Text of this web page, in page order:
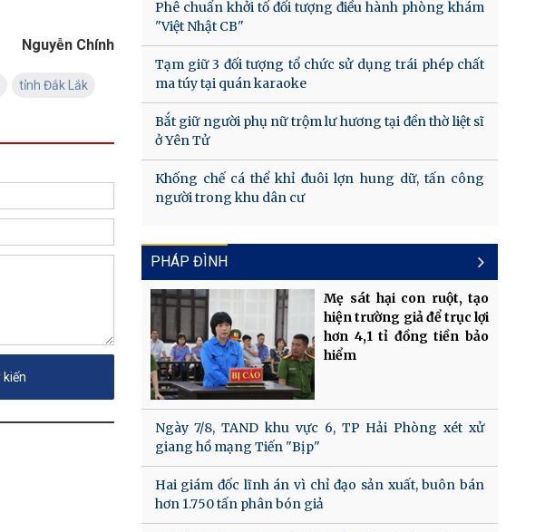
Nguyễn Chính
tỉnh Đắk Lắk
Phê chuẩn khởi tố đối tượng điều hành phòng khám
"Việt Nhật CB"
Tạm giữ 3 đối tượng tổ chức sử dụng trái phép chất
ma túy tại quán karaoke
Bắt giữ người phụ nữ trộm lư hương tại đền thờ liệt sĩ
ở Yên Tử
Khống chế cá thể khỉ đuôi lợn hung dữ, tấn công
người trong khu dân cư
PHÁP ĐÌNH
Mẹ sát hại con ruột, tạo
hiện trường giả để trục lợi
hơn 4,1 tỉ đồng tiền bảo
hiểm
Ngày 7/8, TAND khu vực 6, TP Hải Phòng xét xử
giang hồ mạng Tiến "Bịp"
Hai giám đốc lĩnh án vì chỉ đạo sản xuất, buôn bán
hơn 1.750 tấn phân bón giả